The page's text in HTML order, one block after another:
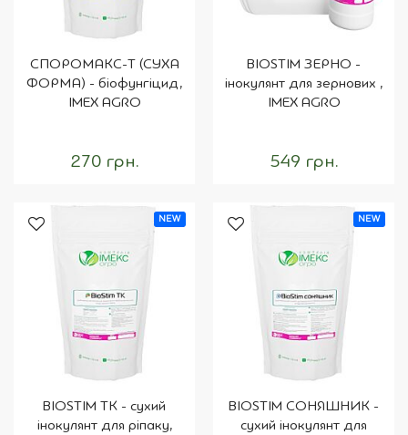
СПОРОМАКС-Т (СУХА
ФОРМА) - біофунгіцид,
IMEX AGRO
270 грн.
BIOSTIM ЗЕРНО -
інокулянт для зернових ,
IMEX AGRO
549 грн.
NEW
BIOSTIM ТК - сухий
інокулянт для ріпаку,
NEW
BIOSTIM СОНЯШНИК -
сухий інокулянт для